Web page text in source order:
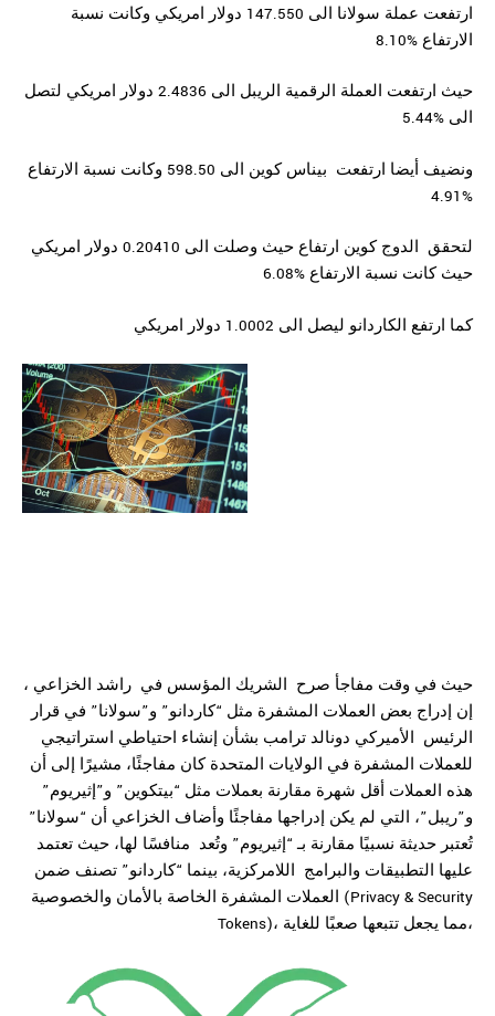
ارتفعت عملة سولانا الى 147.550 دولار امريكي وكانت نسبة
الارتفاع %8.10
حيث ارتفعت العملة الرقمية الريبل الى 2.4836 دولار امريكي لتصل
الى %5.44
ونضيف أيضا ارتفعت بيناس كوين الى 598.50 وكانت نسبة الارتفاع
%4.91
لتحقق الدوج كوين ارتفاع حيث وصلت الى 0.20410 دولار امريكي
حيث كانت نسبة الارتفاع %6.08
كما ارتفع الكاردانو ليصل الى 1.0002 دولار امريكي
حيث في وقت مفاجأ صرح الشريك المؤسس في راشد الخزاعي ،
إن إدراج بعض العملات المشفرة مثل “كاردانو” و”سولانا” في قرار
الرئيس الأميركي دونالد ترامب بشأن إنشاء احتياطي استراتيجي
للعملات المشفرة في الولايات المتحدة كان مفاجئًا، مشيرًا إلى أن
هذه العملات أقل شهرة مقارنة بعملات مثل “بيتكوين” و”إثيريوم”
و”ريبل”، التي لم يكن إدراجها مفاجئًا وأضاف الخزاعي أن “سولانا”
تُعتبر حديثة نسبيًا مقارنة بـ “إثيريوم” وتُعد منافسًا لها، حيث تعتمد
عليها التطبيقات والبرامج اللامركزية، بينما “كاردانو” تصنف ضمن
العملات المشفرة الخاصة بالأمان والخصوصية (Privacy & Security
Tokens)، مما يجعل تتبعها صعبًا للغاية،